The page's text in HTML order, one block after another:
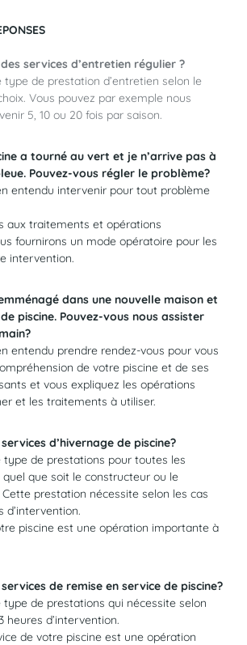
services d’entretien régulier ?
type de prestation d’entretien selon le
Vous pouvez par exemple nous
5, 10 ou 20 fois par saison.
a tourné au vert et je n’arrive pas à
Pouvez-vous régler le problème?
entendu intervenir pour tout problème
aux traitements et opérations
fournirons un mode opératoire pour les
intervention.
dans une nouvelle maison et
piscine. Pouvez-vous nous assister
entendu prendre rendez-vous pour vous
de votre piscine et de ses
et vous expliquez les opérations
et les traitements à utiliser.
d’hivernage de piscine?
type de prestations pour toutes les
que soit le constructeur ou le
prestation nécessite selon les cas
d’intervention.
piscine est une opération importante à
de remise en service de piscine?
type de prestations qui nécessite selon
heures d’intervention.
de votre piscine est une opération